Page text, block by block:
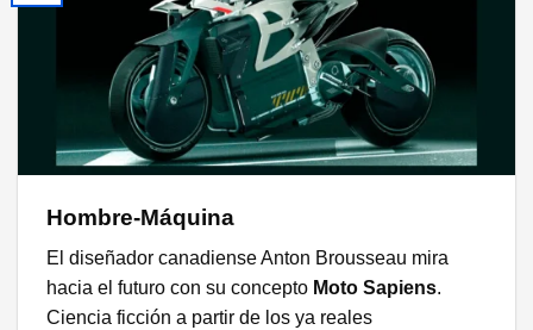
Hombre-Máquina
El diseñador canadiense Anton Brousseau mira
hacia el futuro con su concepto Moto Sapiens.
Ciencia ficción a partir de los ya reales